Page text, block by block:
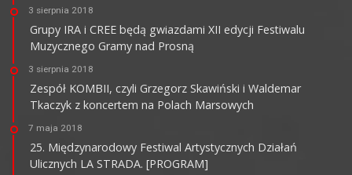
3 sierpnia 2018
Grupy IRA i CREE będą gwiazdami XII edycji Festiwalu
Muzycznego Gramy nad Prosną
3 sierpnia 2018
Zespół KOMBII, czyli Grzegorz Skawiński i Waldemar
Tkaczyk z koncertem na Polach Marsowych
7 maja 2018
25. Międzynarodowy Festiwal Artystycznych Działań
Ulicznych LA STRADA. [PROGRAM]